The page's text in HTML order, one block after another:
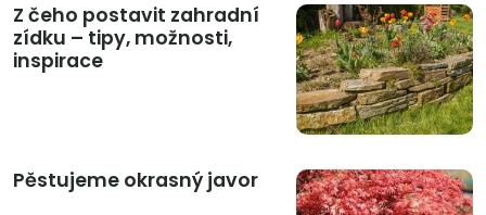
Z čeho postavit zahradní
zídku – tipy, možnosti,
inspirace
Pěstujeme okrasný javor